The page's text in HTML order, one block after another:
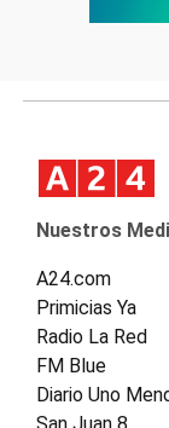
Nuestros
A24.com
Primicias Ya
Radio La Red
FM Blue
Diario Uno